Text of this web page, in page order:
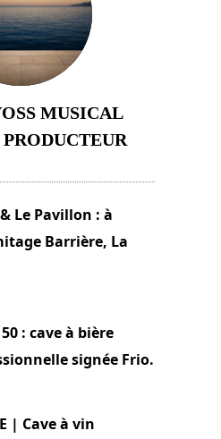
MUSICAL
& Le Pavillon : à
Barrière, La
: cave à bière
signée Frio.
| Cave à vin